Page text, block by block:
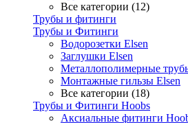
Все категории (12)
Трубы и фитинги
Трубы и Фитинги
Водорозетки Elsen
Заглушки Elsen
Металлополимерные
Монтажные гильзы Elsen
Все категории (18)
Трубы и Фитинги Hoobs
Аксиальные фитинги